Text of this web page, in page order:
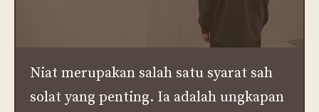
Niat merupakan salah satu syarat sah
solat yang penting. Ia adalah ungkapan